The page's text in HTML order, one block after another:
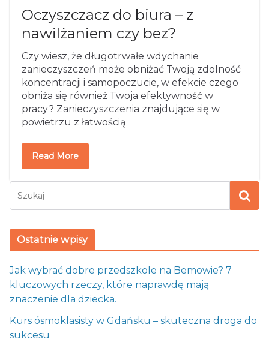
Oczyszczacz do biura – z
nawilżaniem czy bez?
Czy wiesz, że długotrwałe wdychanie
zanieczyszczeń może obniżać Twoją zdolność
koncentracji i samopoczucie, w efekcie czego
obniża się również Twoja efektywność w
pracy? Zanieczyszczenia znajdujące się w
powietrzu z łatwością
Read More
Ostatnie wpisy
Jak wybrać dobre przedszkole na Bemowie? 7
kluczowych rzeczy, które naprawdę mają
znaczenie dla dziecka.
Kurs ósmoklasisty w Gdańsku – skuteczna droga do
sukcesu